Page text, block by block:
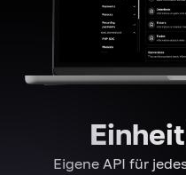
Eigene API für